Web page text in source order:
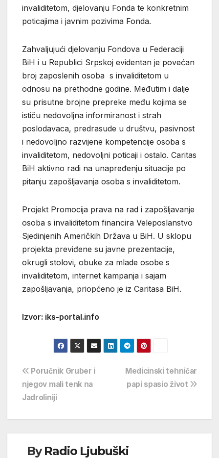
invaliditetom, djelovanju Fonda te konkretnim
poticajima i javnim pozivima Fonda.
Zahvaljujući djelovanju Fondova u Federaciji
BiH i u Republici Srpskoj evidentan je povećan
broj zaposlenih osoba s invaliditetom u
odnosu na prethodne godine. Međutim i dalje
su prisutne brojne prepreke među kojima se
ističu nedovoljna informiranost i strah
poslodavaca, predrasude u društvu, pasivnost
i nedovoljno razvijene kompetencije osoba s
invaliditetom, nedovoljni poticaji i ostalo. Caritas
BiH aktivno radi na unapređenju situacije po
pitanju zapošljavanja osoba s invaliditetom.
Projekt Promocija prava na rad i zapošljavanje
osoba s invaliditetom financira Veleposlanstvo
Sjedinjenih Američkih Država u BiH. U sklopu
projekta previđene su javne prezentacije,
okrugli stolovi, obuke za mlade osobe s
invaliditetom, internet kampanja i sajam
zapošljavanja, priopćeno je iz Caritasa BiH.
Izvor: iks-portal.info
Navigacija
objava
Medicinski tehničar
papi spasio život
Poručnik Gruber i
njegov mali tenk na
Jadroliniji
ByRadio Ljubuški